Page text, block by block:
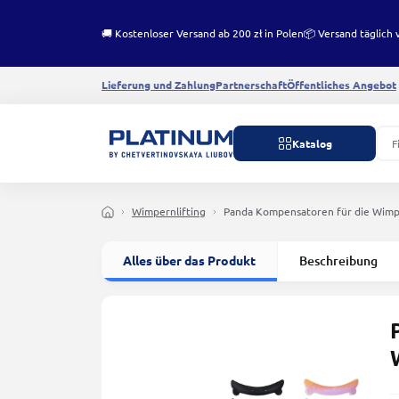
🚚 Kostenloser Versand ab 200 zł in Polen📦 Versand täglich
Lieferung und ZahlungPartnerschaftÖffentliches Angebot
Katalog
Wimpernlifting Panda Kompensatoren für die
Alles über das Produkt Beschreibung